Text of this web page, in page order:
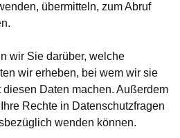
übermitteln, zum Abruf
wir Sie darüber, welche
wir erheben, bei wem wir sie
Daten machen. Außerdem
Rechte in Datenschutzfragen
wenden können.